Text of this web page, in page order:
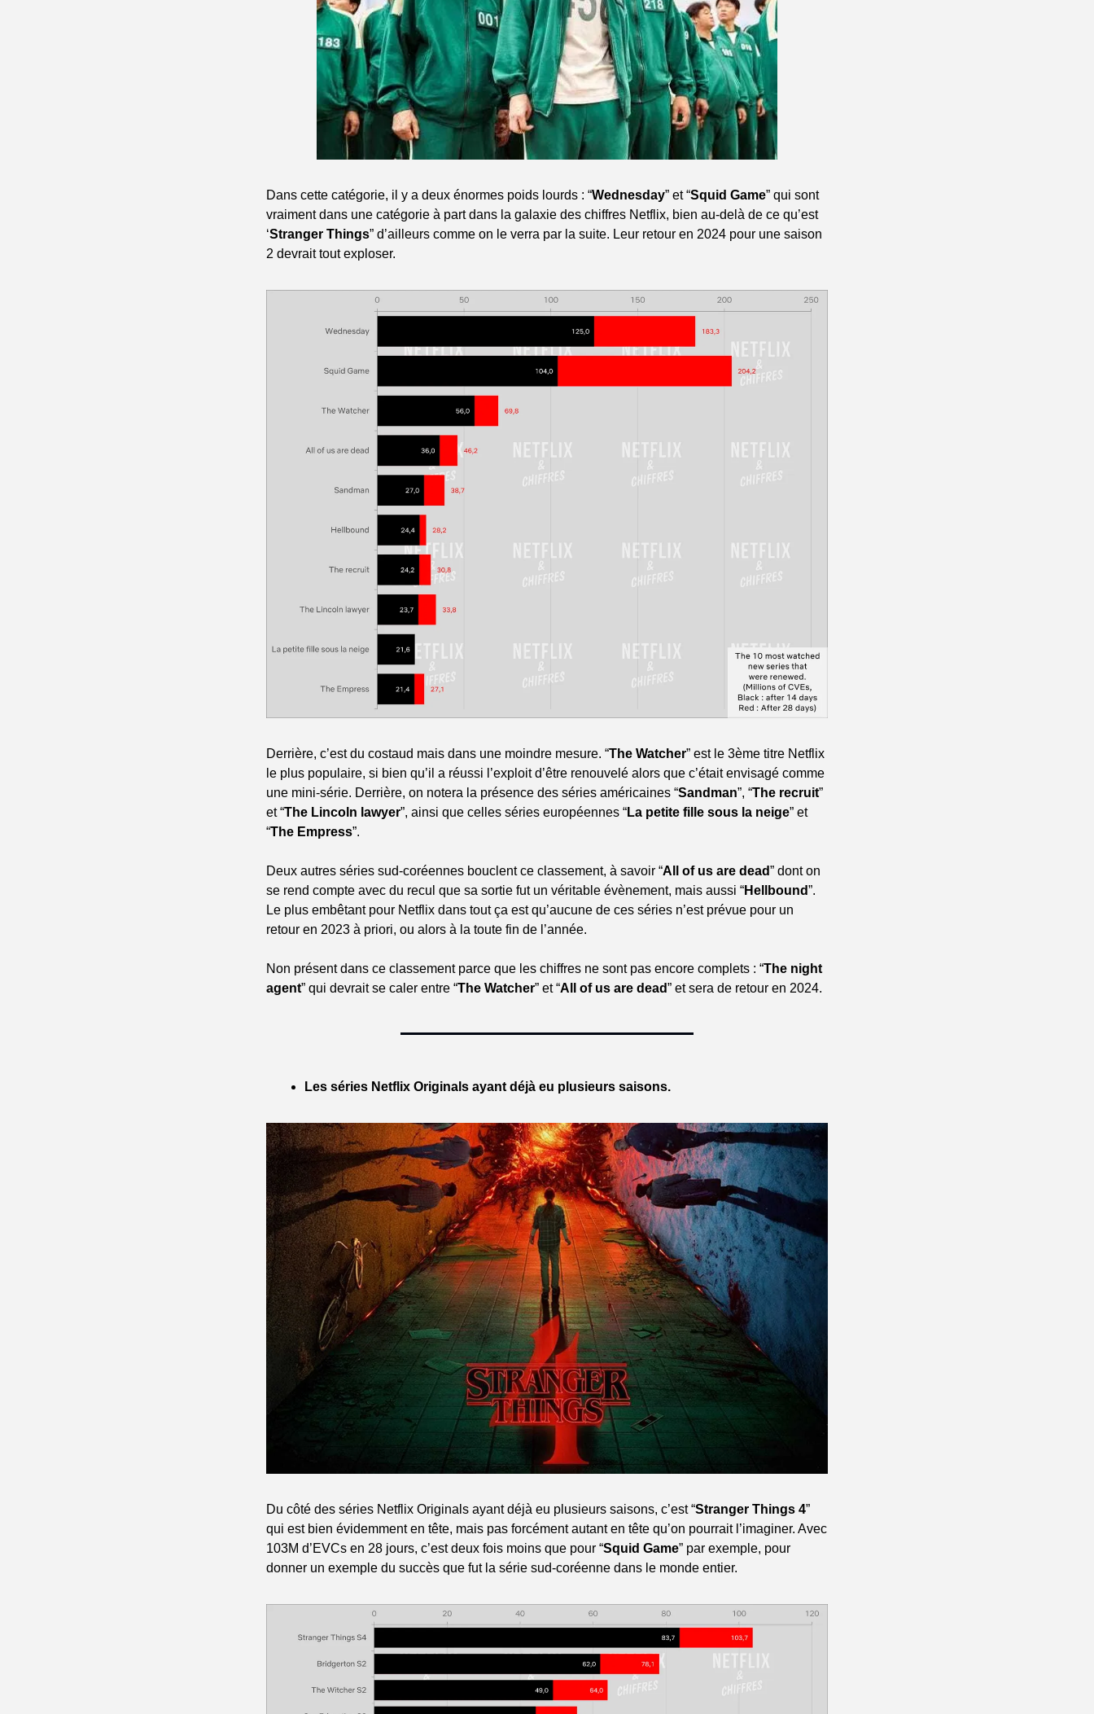
Dans cette catégorie, il y a deux énormes poids lourds : “Wednesday” et “Squid Game” qui sont
vraiment dans une catégorie à part dans la galaxie des chiffres Netflix, bien au-delà de ce qu’est
‘Stranger Things” d’ailleurs comme on le verra par la suite. Leur retour en 2024 pour une saison
2 devrait tout exploser.
Derrière, c’est du costaud mais dans une moindre mesure. “The Watcher” est le 3ème titre Netflix
le plus populaire, si bien qu’il a réussi l’exploit d’être renouvelé alors que c’était envisagé comme
une mini-série. Derrière, on notera la présence des séries américaines “Sandman”, “The recruit”
et “The Lincoln lawyer”, ainsi que celles séries européennes “La petite fille sous la neige” et
“The Empress”.
Deux autres séries sud-coréennes bouclent ce classement, à savoir “All of us are dead” dont on
se rend compte avec du recul que sa sortie fut un véritable évènement, mais aussi “Hellbound”.
Le plus embêtant pour Netflix dans tout ça est qu’aucune de ces séries n’est prévue pour un
retour en 2023 à priori, ou alors à la toute fin de l’année.
Non présent dans ce classement parce que les chiffres ne sont pas encore complets : “The night
agent” qui devrait se caler entre “The Watcher” et “All of us are dead” et sera de retour en 2024.
Les séries Netflix Originals ayant déjà eu plusieurs saisons.
Du côté des séries Netflix Originals ayant déjà eu plusieurs saisons, c’est “Stranger Things 4”
qui est bien évidemment en tête, mais pas forcément autant en tête qu’on pourrait l’imaginer. Avec
103M d’EVCs en 28 jours, c’est deux fois moins que pour “Squid Game” par exemple, pour
donner un exemple du succès que fut la série sud-coréenne dans le monde entier.